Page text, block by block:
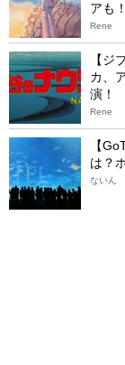
アも！
Rene
【ジ
カ、
演！
Rene
【
は？
ないん